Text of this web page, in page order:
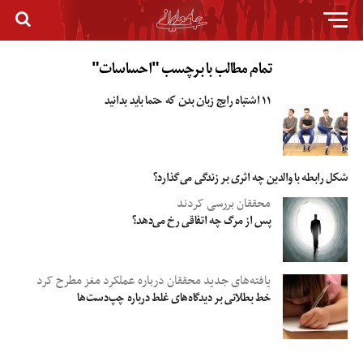
تمام مطالب با برچسب "احساسات"
۱۱ اشتباه رایج زبان بدن که حتما باید بدانید
شکل رابطه با والدین چه اثری بر زندگی می‌گذارد؟
محققان بررسی کردند
پس از مرگ چه اتفاقی رخ می‌دهد؟
یافته‌های جدید محققان درباره عملکرد مغز مطرح کرد
خط بطلانی بر دیدگاه‌های غلط درباره چپ‌دست‌ها